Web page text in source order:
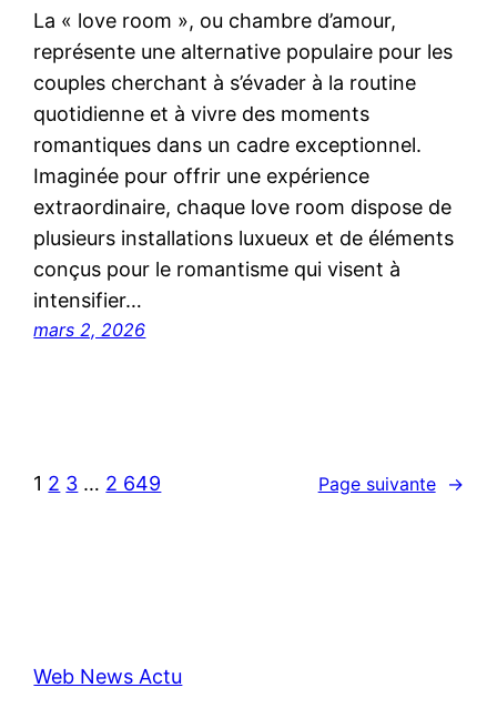
La « love room », ou chambre d’amour,
représente une alternative populaire pour les
couples cherchant à s’évader à la routine
quotidienne et à vivre des moments
romantiques dans un cadre exceptionnel.
Imaginée pour offrir une expérience
extraordinaire, chaque love room dispose de
plusieurs installations luxueux et de éléments
conçus pour le romantisme qui visent à
intensifier…
mars 2, 2026
1 2 3 … 2 649 Page suivante →
Web News Actu